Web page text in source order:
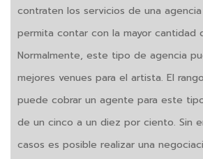
contraten los servicios de una
permita contar con la mayor cantidad
Normalmente, este tipo de agencia
mejores venues para el artista. El
puede cobrar un agente para este
de un cinco a un diez por ciento. Sin
casos es posible realizar una